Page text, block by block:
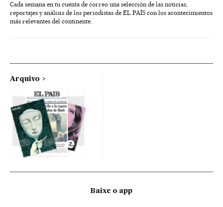
Cada semana en tu cuenta de correo una selección de las noticias,
reportajes y análisis de los periodistas de EL PAÍS con los acontecimientos
más relevantes del continente.
Arquivo
Baixe o app